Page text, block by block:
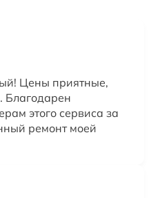
Цены приятные,
Благодарен
этого сервиса за
ремонт моей